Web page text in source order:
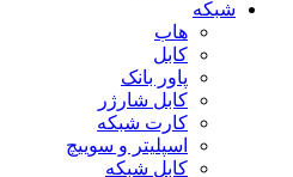
شبکه
هاب
کابل
پاور بانک
کابل شارژر
کارت شبکه
اسپلیتر و سوییچ
کابل شبکه